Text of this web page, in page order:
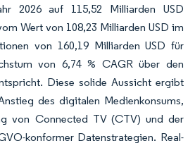
2026 auf 115,52 Milliarden USD
Wert von 108,23 Milliarden USD im
von 160,19 Milliarden USD für
von 6,74 % CAGR über den
Diese solide Aussicht ergibt
des digitalen Medienkonsums,
von Connected TV (CTV) und der
konformer Datenstrategien. Real-